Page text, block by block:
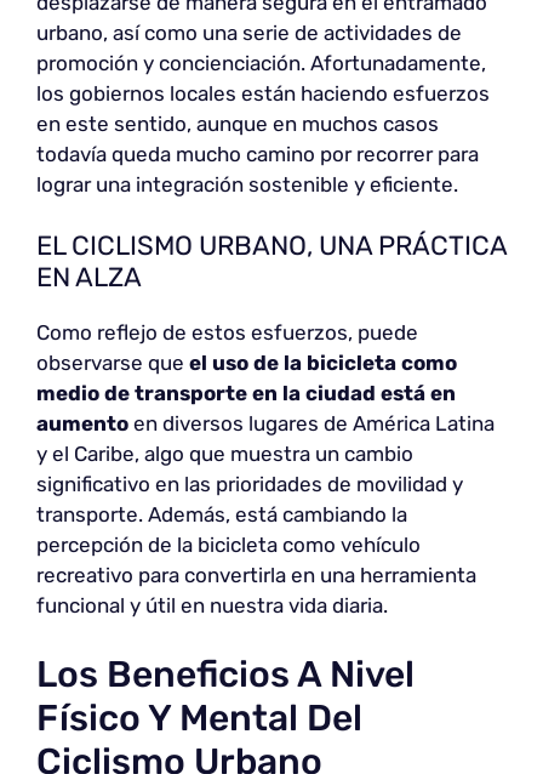
urbano, así como una serie de actividades de
promoción y concienciación. Afortunadamente,
los gobiernos locales están haciendo esfuerzos
en este sentido, aunque en muchos casos
todavía queda mucho camino por recorrer para
lograr una integración sostenible y eficiente.
EL CICLISMO URBANO, UNA PRÁCTICA
EN ALZA
Como reflejo de estos esfuerzos, puede
observarse que el uso de la bicicleta como
medio de transporte en la ciudad está en
aumento en diversos lugares de América Latina
y el Caribe, algo que muestra un cambio
significativo en las prioridades de movilidad y
transporte. Además, está cambiando la
percepción de la bicicleta como vehículo
recreativo para convertirla en una herramienta
funcional y útil en nuestra vida diaria.
Los Beneficios A Nivel
Físico Y Mental Del
Ciclismo Urbano